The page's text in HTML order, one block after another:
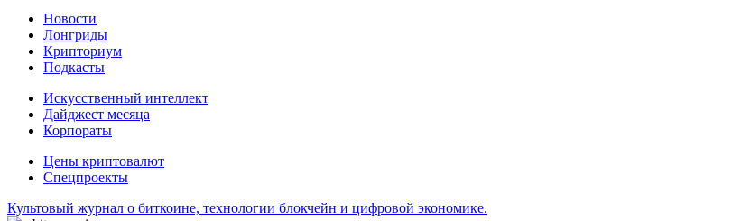
Новости
Лонгриды
Крипториум
Подкасты
Искусственный интеллект
Дайджест месяца
Корпораты
Цены криптовалют
Спецпроекты
Культовый журнал о биткоине, технологии блокчейн и цифровой экономике.